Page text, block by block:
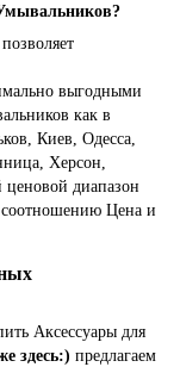
выгодными
как в
Киев, Одесса,
Херсон,
диапазон
соотношению Цена и
Аксессуары для
здесь:) предлагаем